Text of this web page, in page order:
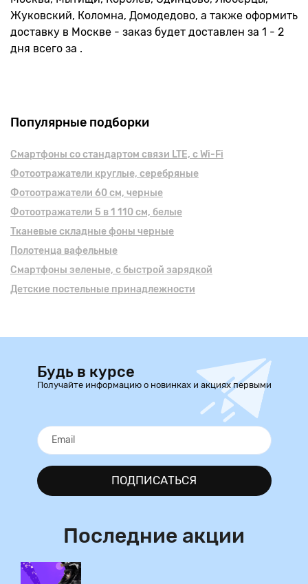
Жуковский, Коломна, Домодедово, а также оформить
доставку в Москве - заказ будет доставлен за 1 - 2
дня всего за .
Популярные подборки
Смартфоны cо стандартом связи LTE, с Wi-Fi
Фотоотражатели круглые, серебряные
Фотоотражатели 60 см, черные
Фотоотражатели 5 в 1 110 см, белые
Тканевые складные фоны черные
Полотенца вафельные
Смартфоны зеленые, с быстрой зарядкой
Детские постельные принадлежности
Будь в курсе
Получайте информацию о новинках и акциях первыми
ПОДПИСАТЬСЯ
Последние акции